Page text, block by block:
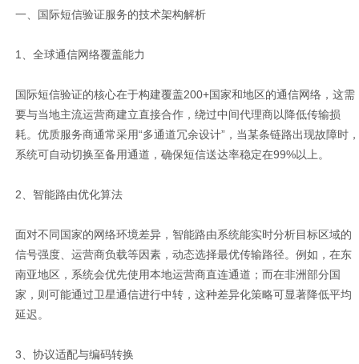
一、国际短信验证服务的技术架构解析
1、全球通信网络覆盖能力
国际短信验证的核心在于构建覆盖200+国家和地区的通信网络，这需
要与当地主流运营商建立直接合作，绕过中间代理商以降低传输损
耗。优质服务商通常采用“多通道冗余设计”，当某条链路出现故障时，
系统可自动切换至备用通道，确保短信送达率稳定在99%以上。
2、智能路由优化算法
面对不同国家的网络环境差异，智能路由系统能实时分析目标区域的
信号强度、运营商负载等因素，动态选择最优传输路径。例如，在东
南亚地区，系统会优先使用本地运营商直连通道；而在非洲部分国
家，则可能通过卫星通信进行中转，这种差异化策略可显著降低平均
延迟。
3、协议适配与编码转换